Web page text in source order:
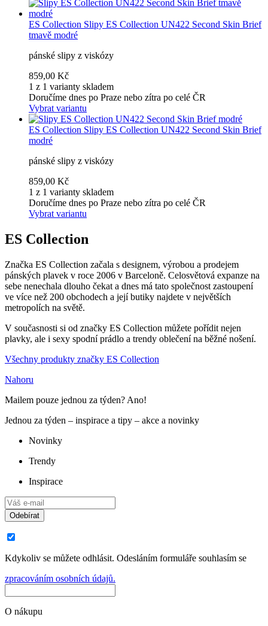
ES Collection Slipy ES Collection UN422 Second Skin Brief
tmavě modré
pánské slipy z viskózy
859,00 Kč
1 z 1 varianty skladem
Doručíme dnes po Praze nebo zítra po celé ČR
Vybrat variantu
ES Collection Slipy ES Collection UN422 Second Skin Brief
modré
pánské slipy z viskózy
859,00 Kč
1 z 1 varianty skladem
Doručíme dnes po Praze nebo zítra po celé ČR
Vybrat variantu
ES Collection
Značka ES Collection začala s designem, výrobou a prodejem
pánských plavek v roce 2006 v Barceloně. Celosvětová expanze na
sebe nenechala dlouho čekat a dnes má tato společnost zastoupení
ve více než 200 obchodech a její butiky najdete v největších
metropolích na světě.
V současnosti si od značky ES Collection můžete pořídit nejen
plavky, ale i sexy spodní prádlo a trendy oblečení na běžné nošení.
Všechny produkty značky ES Collection
Nahoru
Mailem pouze jednou za týden? Ano!
Jednou za týden – inspirace a tipy – akce a novinky
Novinky
Trendy
Inspirace
Odebírat
Kdykoliv se můžete odhlásit. Odesláním formuláře souhlasím se
zpracováním osobních údajů.
O nákupu